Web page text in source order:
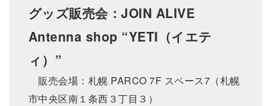
グッズ販売会：JOIN ALIVE
Antenna shop “YETI（イエテ
ィ）”
販売会場：札幌 PARCO 7F スペース7（札幌
市中央区南１条西３丁目３）